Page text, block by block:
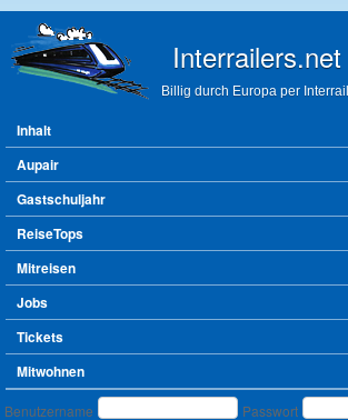
Interrailers.net
Billig durch Europa per
Hauptmenü
Inhalt
Aupair
Gastschuljahr
ReiseTops
Mitreisen
Jobs
Tickets
Mitwohnen
Benutzeranmeldung
Benutzername Passwort